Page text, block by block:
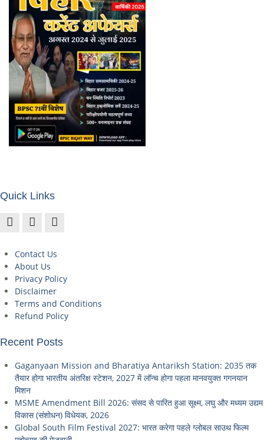
Quick Links
Contact Us
About Us
Privacy Policy
Disclaimer
Terms and Conditions
Refund Policy
Recent Posts
Gaganyaan Mission and Bharatiya Antariksh Station: 2035 तक
तैयार होगा भारतीय अंतरिक्ष स्टेशन, 2027 में लॉन्च होगा पहला मानवयुक्त गगनयान
मिशन
MSME Amendment Bill 2026: संसद से पारित हुआ सूक्ष्म, लघु और मध्यम उद्यम
विकास (संशोधन) विधेयक, 2026
Global South Film Festival 2027: भारत करेगा पहले ग्लोबल साउथ फिल्म